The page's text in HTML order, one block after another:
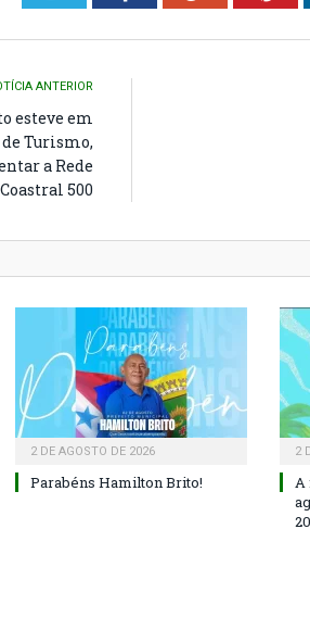
ANTERIOR
esteve em
Turismo,
a Rede
Coastral 500
2 DE AGOSTO DE 2026
Parabéns Hamilton Brito!
2
A